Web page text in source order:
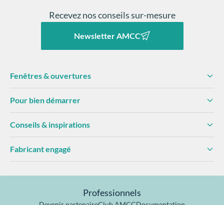
Recevez nos conseils sur-mesure
Newsletter AMCC
Fenêtres & ouvertures
Pour bien démarrer
Conseils & inspirations
Fabricant engagé
Professionnels